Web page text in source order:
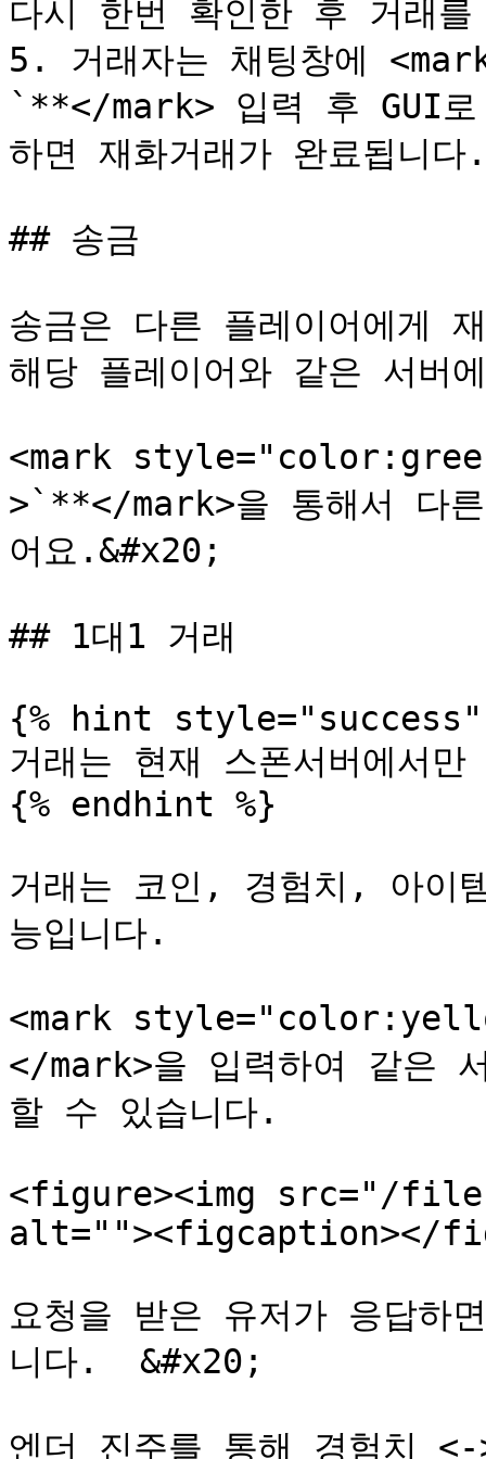
다시 한번 확인한 후 거래를
5. 거래자는 채팅창에
`**</mark> 입력 후 GUI
하면 재화거래가 완료됩니다.
## 송금
송금은 다른 플레이어에게
해당 플레이어와 같은 서버
<mark
>`**</mark>을 통해서 다
어요.&#x20;
## 1대1 거래
{% hint style="success"
거래는 현재 스폰서버에서
{% endhint %}
거래는 코인, 경험치, 아이
능입니다.
<mark
</mark>을 입력하여 같은
할 수 있습니다.
<figure><img src="/
alt=""><figcaption></
요청을 받은 유저가 응답하
니다.  &#x20;
엔더 진주를 통해 경험치